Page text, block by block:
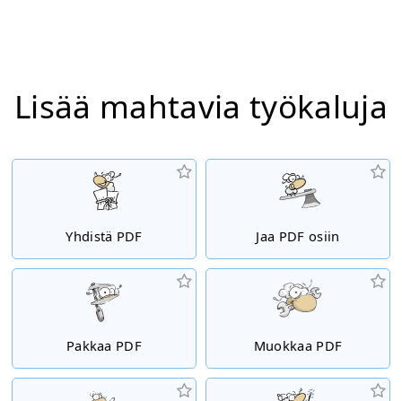
Lisää mahtavia työkaluja
Yhdistä PDF Jaa PDF osiin
Pakkaa PDF Muokkaa PDF